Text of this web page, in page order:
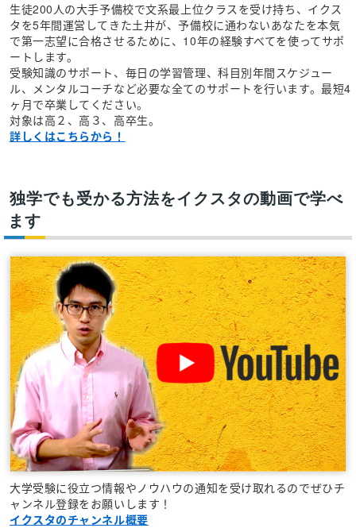
生徒200人の大手予備校で文系最上位クラスを受け持ち、イクス
タを5年間運営してきた土井が、予備校に通わないあなたを本気
で第一志望に合格させるために、10年の経験すべてを使ってサポ
ートします。
受験知識のサポート、毎日の学習管理、科目別年間スケジュー
ル、メンタルコーチなど必要な全てのサポートを行います。最短4
ヶ月で卒業してください。
対象は高２、高３、高卒生。
詳しくはこちらから！
独学でも受かる方法をイクスタの動画で学べ
ます
大学受験に役立つ情報やノウハウの通知を受け取れるのでぜひチ
ャンネル登録をお願いします！
イクスタのチャンネル概要